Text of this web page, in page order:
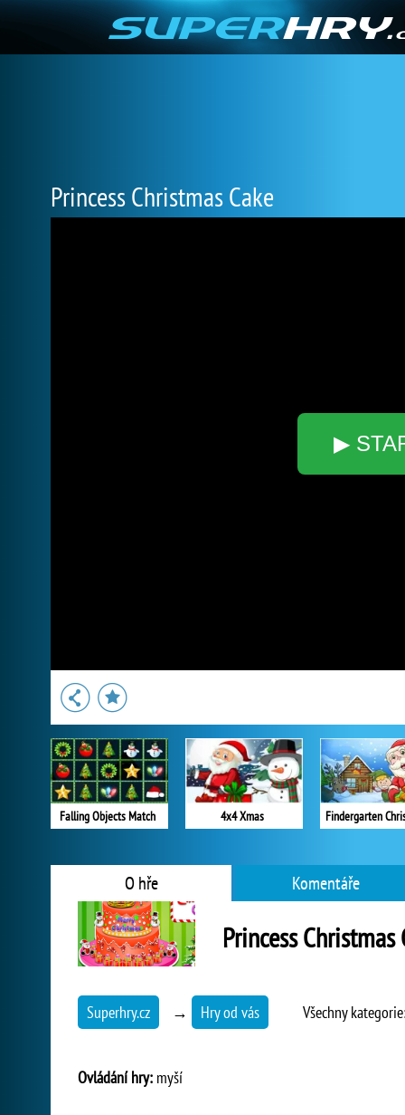
Princess Christmas Cake
▶
Falling Objects Match 4x4 Xmas Findergarten
O hře Komentáře
Princess Christmas
Superhry.cz → Hry od vás Všechny
Ovládání hry: myší